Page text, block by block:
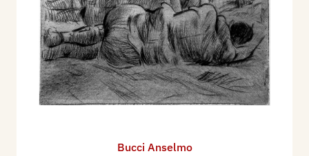
Bucci Anselmo